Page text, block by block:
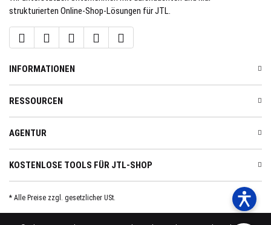
strukturierten Online-Shop-Lösungen für JTL.
INFORMATIONEN
RESSOURCEN
AGENTUR
KOSTENLOSE TOOLS FÜR JTL-SHOP
* Alle Preise zzgl. gesetzlicher USt.